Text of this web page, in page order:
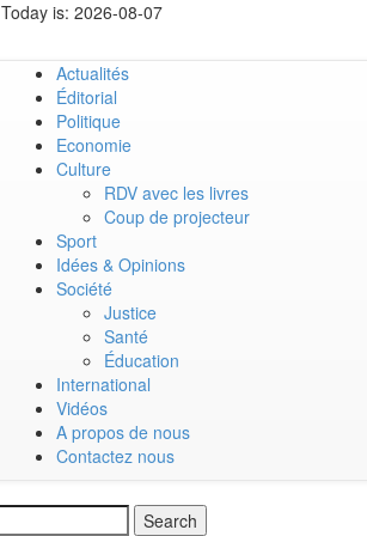
Today is: 2026-08-07
Main
navigation
Actualités
Éditorial
Politique
Economie
Culture
RDV avec les livres
Coup de projecteur
Sport
Idées & Opinions
Société
Justice
Santé
Éducation
International
Vidéos
A propos de nous
Contactez nous